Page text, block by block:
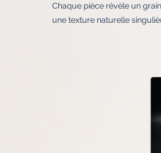
Chaque pièce révèle un
une texture naturelle